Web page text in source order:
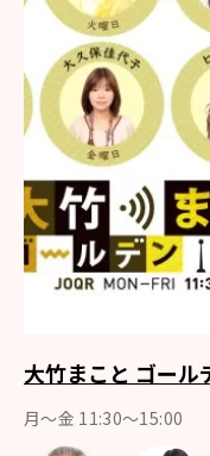
大竹まこと ゴール
月〜金 11:30～15:00